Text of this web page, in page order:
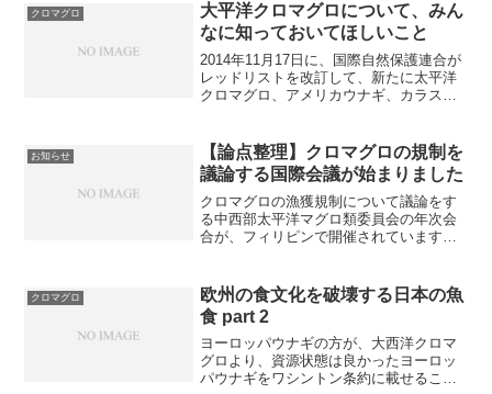
みにきわめて都合が良い提案をごり押し
て、韓国とメキシコが泣き寝...
クロマグロ
大平洋クロマグロについて、みん
なに知っておいてほしいこと
2014年11月17日に、国際自然保護連合が
レッドリストを改訂して、新たに太平洋
クロマグロ、アメリカウナギ、カラスフ
示すのが目的であり、掲載されたからと
いって、ただち...
お知らせ
【論点整理】クロマグロの規制を
議論する国際会議が始まりました
クロマグロの漁獲規制について議論をす
る中西部太平洋マグロ類委員会の年次会
合が、フィリピンで開催されています。
か。論点を整理します。つづきは、こち
らヤフーニュース個人に投稿...
クロマグロ
欧州の食文化を破壊する日本の魚
食 part 2
ヨーロッパウナギの方が、大西洋クロマ
グロより、資源状態は良かったヨーロッ
パウナギをワシントン条約に載せること